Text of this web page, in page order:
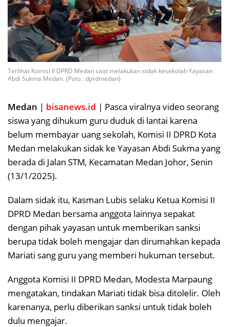
Terlihat Komisi II DPRD Medan saat melakukan sidak kesekolah Yayasan
Abdi Sukma Medan. (Poto : dprdmedan)
Medan | bisanews.id | Pasca viralnya video seorang
siswa yang dihukum guru duduk di lantai karena
belum membayar uang sekolah, Komisi II DPRD Kota
Medan melakukan sidak ke Yayasan Abdi Sukma yang
berada di Jalan STM, Kecamatan Medan Johor, Senin
(13/1/2025).
Dalam sidak itu, Kasman Lubis selaku Ketua Komisi II
DPRD Medan bersama anggota lainnya sepakat
dengan pihak yayasan untuk memberikan sanksi
berupa tidak boleh mengajar dan dirumahkan kepada
Mariati sang guru yang memberi hukuman tersebut.
Anggota Komisi II DPRD Medan, Modesta Marpaung
mengatakan, tindakan Mariati tidak bisa ditolelir. Oleh
karenanya, perlu diberikan sanksi untuk tidak boleh
dulu mengajar.